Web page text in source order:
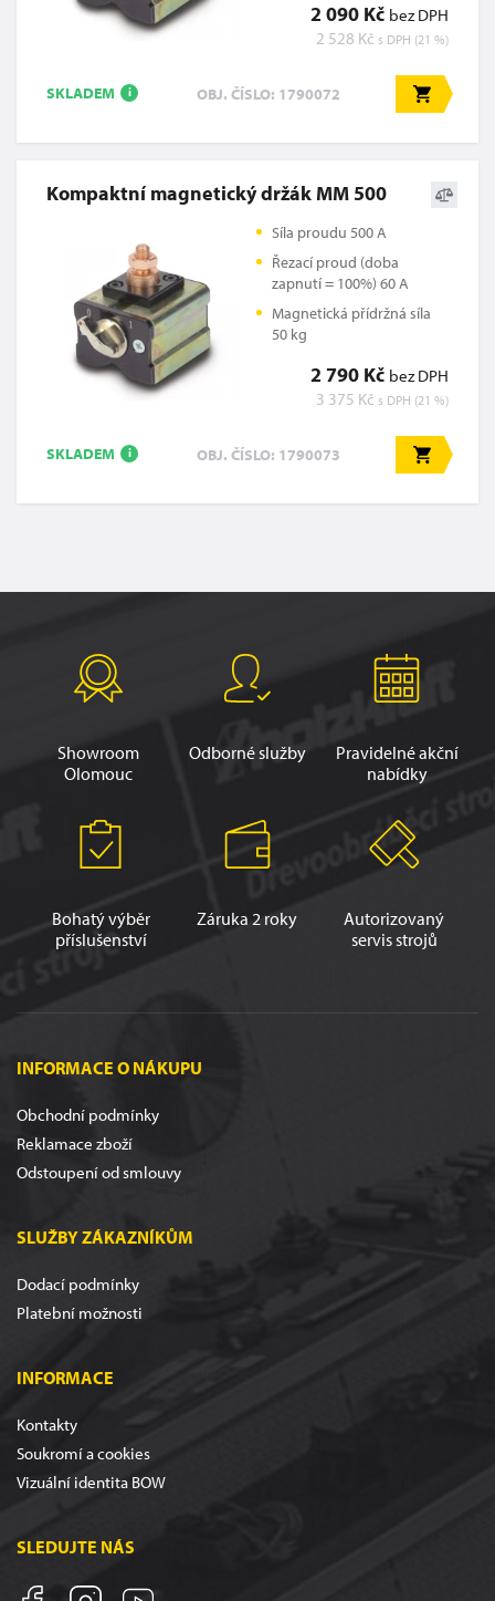
2 090 Kč bez DPH
2 528 Kč s DPH (21 %)
SKLADEM i OBJ. ČÍSLO: 1790072
Kompaktní magnetický držák MM 500
Síla proudu 500 A
Řezací proud (doba
zapnutí = 100%) 60 A
Magnetická přídržná síla
50 kg
2 790 Kč bez DPH
3 375 Kč s DPH (21 %)
SKLADEM i OBJ. ČÍSLO: 1790073
Showroom
Olomouc
Odborné služby
Pravidelné akční
nabídky
Bohatý výběr
příslušenství
Záruka 2 roky
Autorizovaný
servis strojů
INFORMACE O NÁKUPU
Obchodní podmínky
Reklamace zboží
Odstoupení od smlouvy
SLUŽBY ZÁKAZNÍKŮM
Dodací podmínky
Platební možnosti
INFORMACE
Kontakty
Soukromí a cookies
Vizuální identita BOW
SLEDUJTE NÁS